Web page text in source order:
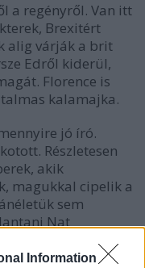
Information
a regényről. Van itt
Brexitért
alig várják a brit
Edről kiderül,
Florence is
kalamajka.
jó író.
Részletesen
akik
magukkal cipelik a
sem
Nat
országban más-
átlagembernek